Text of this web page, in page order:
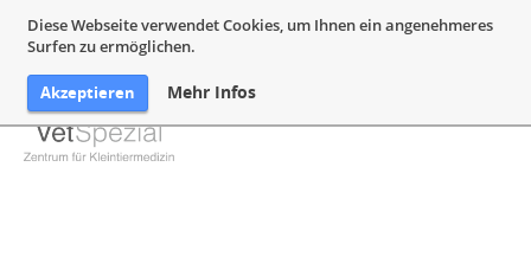
Diese Webseite verwendet Cookies, um Ihnen ein angenehmeres
Surfen zu ermöglichen.
Akzeptieren Mehr Infos